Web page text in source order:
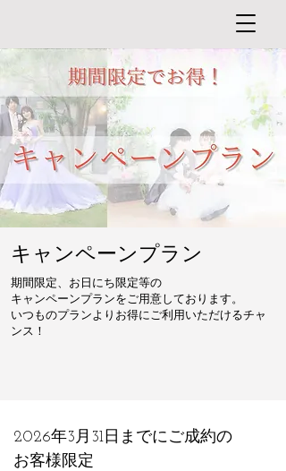
キャンペーンプラン
期間限定、お日にち限定等の
キャンペーンプランをご用意しております。
いつものプランよりお得にご利用いただけるチャ
ンス！
​2026年3月31日までにご成約の
お客様限定